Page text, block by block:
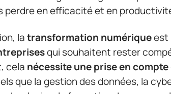
perdre en efficacité et en
latransformation numériqueest
qui souhaitent rester
cela nécessite une prise en
que la gestion des données, la